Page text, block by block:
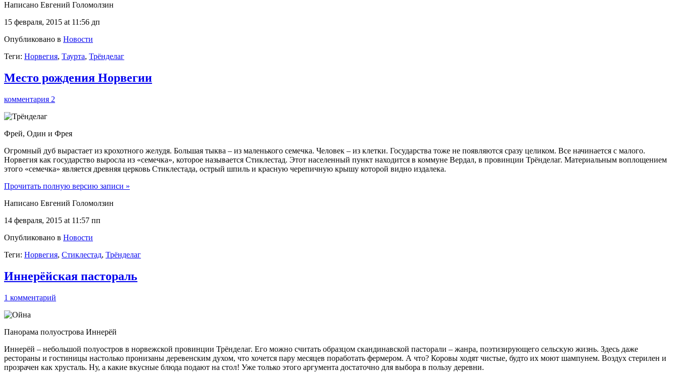
Написано Евгений Голомолзин
15 февраля, 2015 at 11:56 дп
Опубликовано в Новости
Теги: Норвегия, Таурта, Трёнделаг
Место рождения Норвегии
комментария 2
Фрей, Один и Фрея
Огромный дуб вырастает из крохотного желудя. Большая тыква – из маленького семечка. Человек – из клетки. Государства тоже не появляются сразу целиком. Все начинается с малого.
Норвегия как государство выросла из «семечка», которое называется Стиклестад. Этот населенный пункт находится в коммуне Вердал, в провинции Трёнделаг. Материальным воплощением
этого «семечка» является древняя церковь Стиклестада, острый шпиль и красную черепичную крышу которой видно издалека.
Прочитать полную версию записи »
Написано Евгений Голомолзин
14 февраля, 2015 at 11:57 пп
Опубликовано в Новости
Теги: Норвегия, Стиклестад, Трёнделаг
Иннерёйская пастораль
1 комментарий
Панорама полуострова Иннерёй
Иннерёй – небольшой полуостров в норвежской провинции Трёнделаг. Его можно считать образцом скандинавской пасторали – жанра, поэтизирующего сельскую жизнь. Здесь даже
рестораны и гостиницы настолько пронизаны деревенским духом, что хочется пару месяцев поработать фермером. А что? Коровы ходят чистые, будто их моют шампунем. Воздух стерилен и
прозрачен как хрусталь. Ну, а какие вкусные блюда подают на стол! Уже только этого аргумента достаточно для выбора в пользу деревни.